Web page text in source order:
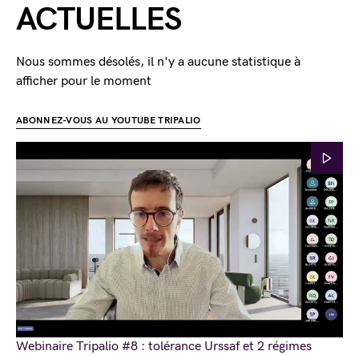
ACTUELLES
Nous sommes désolés, il n'y a aucune statistique à
afficher pour le moment
ABONNEZ-VOUS AU YOUTUBE TRIPALIO
Webinaire Tripalio #8 : tolérance Urssaf et 2 régimes